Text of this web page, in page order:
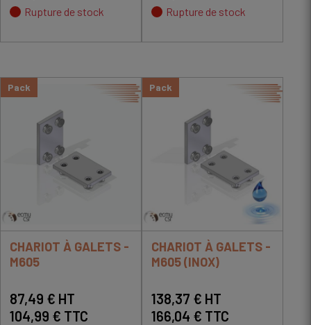
Rupture de stock Rupture de stock
Pack
CHARIOT À GALETS -
M605
87,49 € HT
104,99 € TTC
Pack
CHARIOT À GALETS -
M605 (INOX)
138,37 € HT
166,04 € TTC